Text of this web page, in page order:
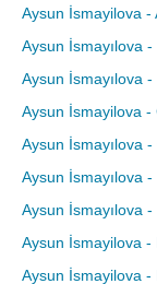
Aysun İsmayilova -
Aysun İsmayılova
Aysun İsmayılova
Aysun İsmayilova -
Aysun İsmayılova
Aysun İsmayılova -
Aysun İsmayılova
Aysun İsmayilova -
Aysun İsmayilova